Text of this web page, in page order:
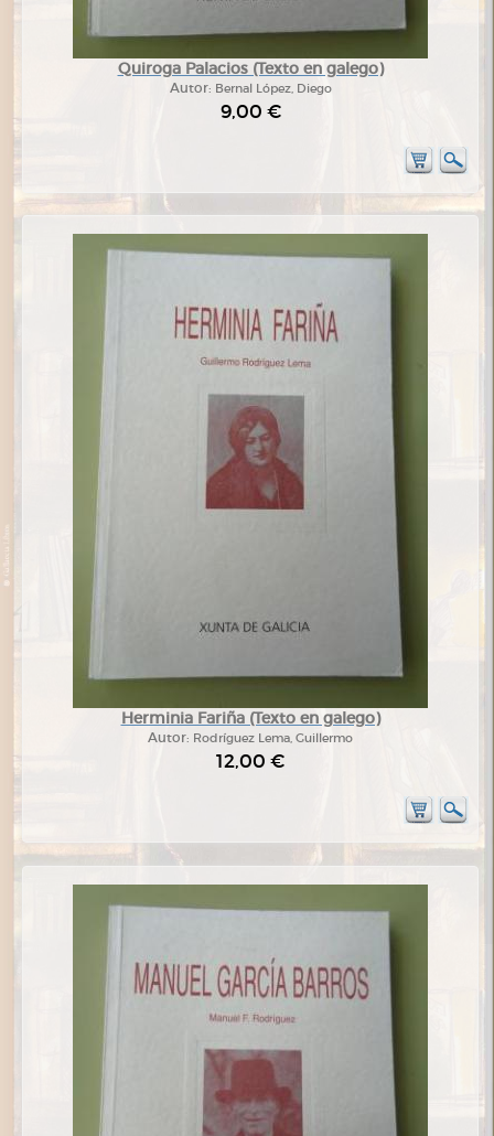
Quiroga Palacios (Texto en galego)
Autor: Bernal López, Diego
9,00 €
Herminia Fariña (Texto en galego)
Autor: Rodríguez Lema, Guillermo
12,00 €